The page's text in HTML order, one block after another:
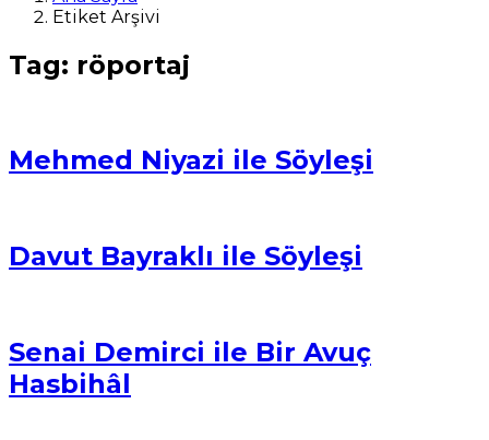
Etiket Arşivi
Tag: röportaj
Mehmed Niyazi ile Söyleşi
Davut Bayraklı ile Söyleşi
Senai Demirci ile Bir Avuç
Hasbihâl